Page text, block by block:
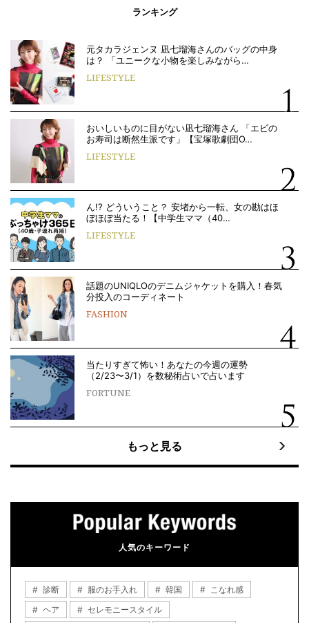
ランキング
元タカラジェンヌ 凪七瑠海さんのバッグの中身
は？ 「ユニークな小物を楽しみながら…
LIFESTYLE
おいしいものに目がない凪七瑠海さん 「エビの
お寿司は断然生派です」【宝塚歌劇団O…
LIFESTYLE
ん!? どういうこと？ 安堵から一転、女の勘はほ
ぼほぼ当たる！【中学生ママ（40…
LIFESTYLE
話題のUNIQLOのデニムジャケットを購入！春気
分投入のコーディネート
FASHION
当たりすぎて怖い！あなたの今週の運勢
（2/23〜3/1）を数秘術占いで占います
FORTUNE
もっと見る
人気のキーワード
診断 服のお手入れ 韓国
こなれ感
ヘア
セレモニースタイル